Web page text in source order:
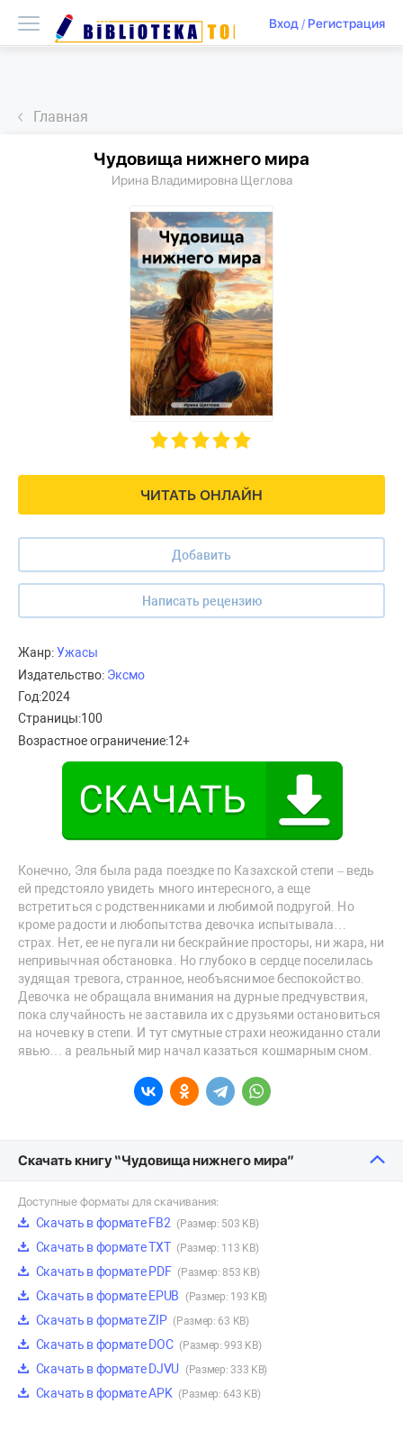
Вход/ Регистрация
Главная
ЧИТАТЬ ОНЛАЙН
Добавить
Написать рецензию
Чудовища нижнего мира
Ирина Владимировна Щеглова
Жанр:Ужасы
Издательство: Эксмо
Год:2024
Страницы:100
Возрастное ограничение:12+
Конечно, Эля была рада поездке по Казахской степи – ведь
ей предстояло увидеть много интересного, а еще
встретиться с родственниками и любимой подругой. Но
кроме радости и любопытства девочка испытывала…
страх. Нет, ее не пугали ни бескрайние просторы, ни жара, ни
непривычная обстановка. Но глубоко в сердце поселилась
зудящая тревога, странное, необъяснимое беспокойство.
Девочка не обращала внимания на дурные предчувствия,
пока случайность не заставила их с друзьями остановиться
на ночевку в степи. И тут смутные страхи неожиданно стали
явью… а реальный мир начал казаться кошмарным сном.
Скачать книгу “Чудовища нижнего мира”
Доступные форматы для скачивания:
Скачать в формате FB2 (Размер: 503 KB)
Скачать в формате TXT (Размер: 113 KB)
Скачать в формате PDF (Размер: 853 KB)
Скачать в формате EPUB (Размер: 193 KB)
Скачать в формате ZIP (Размер: 63 KB)
Скачать в формате DOC (Размер: 993 KB)
Скачать в формате DJVU (Размер: 333 KB)
Скачать в формате APK (Размер: 643 KB)